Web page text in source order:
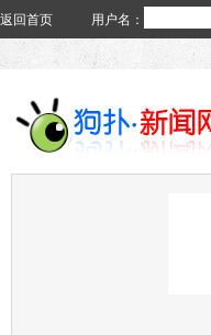
返回首页 用户名：